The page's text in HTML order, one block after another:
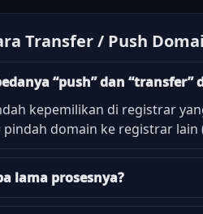
Transfer / Push
“push” dan “transfer”
kepemilikan di registrar
pindah domain ke registrar lain
lama prosesnya?